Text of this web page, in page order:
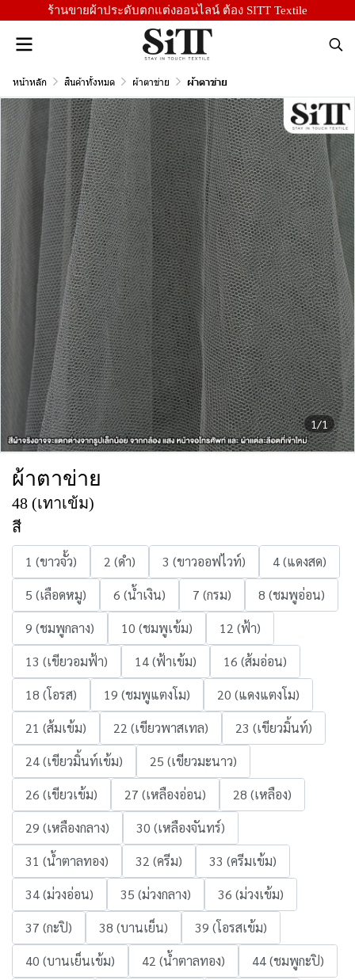
ร้านขายผ้าประดับตกแต่งออนไลน์ ต้อง SITT Textile
หน้าหลัก สินค้าทั้งหมด ผ้าตาข่าย ผ้าตาข่าย
1/1
ผ้าตาข่าย
48 (เทาเข้ม)
สี
1 (ขาวจั้ว) 2 (ดำ) 3 (ขาวออฟไวท์)
4 (แดงสด)
5 (เลือดหมู)
6 (น้ำเงิน) 7 (กรม)
8 (ชมพูอ่อน)
9 (ชมพูกลาง)
10 (ชมพูเข้ม)
12 (ฟ้า)
13 (เขียวอมฟ้า)
14 (ฟ้าเข้ม)
16 (ส้มอ่อน)
18 (โอรส)
19 (ชมพูแตงโม)
20 (แดงแตงโม)
21 (ส้มเข้ม)
22 (เขียวพาสเทล)
23 (เขียวมิ้นท์)
24 (เขียวมิ้นท์เข้ม)
25 (เขียวมะนาว)
26 (เขียวเข้ม)
27 (เหลืองอ่อน)
28 (เหลือง)
29 (เหลืองกลาง)
30 (เหลืองจันทร์)
31 (น้ำตาลทอง)
32 (ครีม)
33 (ครีมเข้ม)
34 (ม่วงอ่อน)
35 (ม่วงกลาง)
36 (ม่วงเข้ม)
37 (กะปิ)
38 (บานเย็น)
39 (โอรสเข้ม)
40 (บานเย็นเข้ม)
42 (น้ำตาลทอง)
44 (ชมพูกะปิ)